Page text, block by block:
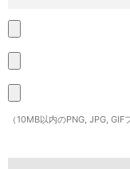
（10MB以内のPNG, JPG,